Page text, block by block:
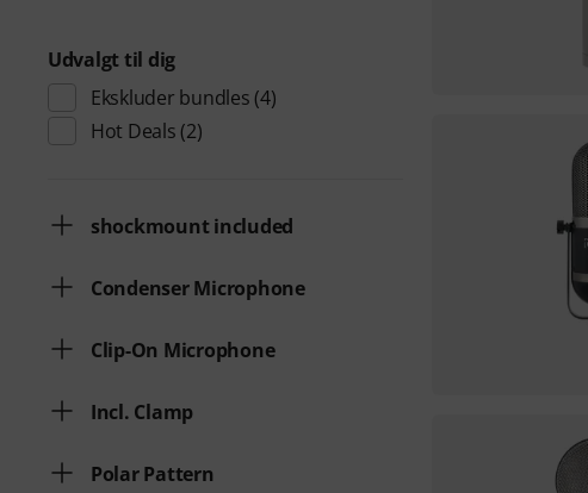
Udvalgt til dig
Ekskluder bundles (4)
Hot Deals (2)
shockmount included
Condenser Microphone
Clip-On Microphone
Incl. Clamp
Polar Pattern